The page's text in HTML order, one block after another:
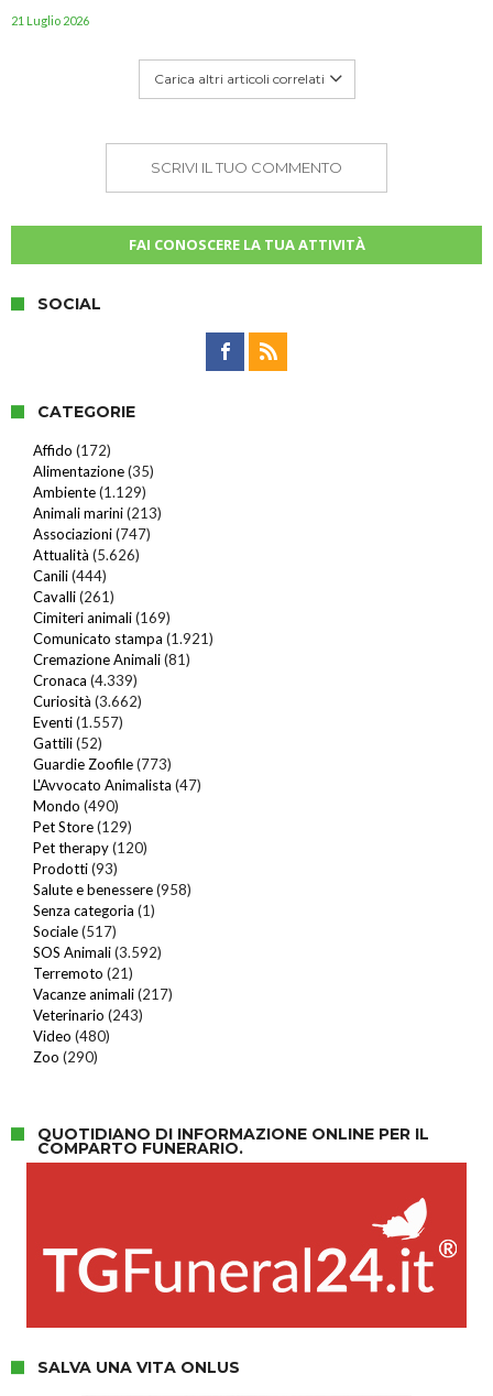
21 Luglio 2026
Carica altri articoli correlati
SCRIVI IL TUO COMMENTO
FAI CONOSCERE LA TUA ATTIVITÀ
SOCIAL
CATEGORIE
Affido (172)
Alimentazione(35)
Ambiente(1.129)
Animali marini(213)
Associazioni(747)
Attualità (5.626)
Canili(444)
Cavalli(261)
Cimiteri animali(169)
Comunicato stampa (1.921)
Cremazione Animali(81)
Cronaca (4.339)
Curiosità (3.662)
Eventi(1.557)
Gattili(52)
Guardie Zoofile(773)
L'Avvocato Animalista (47)
Mondo (490)
Pet Store(129)
Pet therapy(120)
Prodotti(93)
Salute e benessere(958)
Senza categoria (1)
Sociale(517)
SOS Animali(3.592)
Terremoto (21)
Vacanze animali(217)
Veterinario (243)
Video (480)
Zoo (290)
QUOTIDIANO DI INFORMAZIONE ONLINE PER IL
COMPARTO FUNERARIO.
SALVA UNA VITA ONLUS